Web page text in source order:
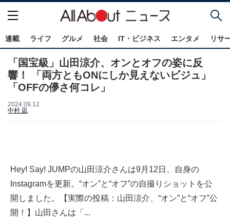
連載 ライフ グルメ 社会 IT・ビジネス エンタメ リサ
「国宝級」山田涼介、オンとオフの姿に反
響！ 「両方ともONにしか見えないビジュ」
「OFFの儚さ何コレ」
2024.09.12
中村 凪
Hey! Say! JUMPの山田涼介さんは9月12日、自身の
Instagramを更新。“オン”と“オフ”の自撮りショットを公
開しました。【実際の投稿：山田涼介、“オン”と“オフ”公
開！】山田さんは「...